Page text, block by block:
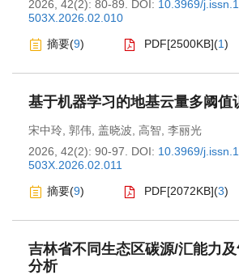
2026, 42(2): 80-89.
DOI: 10.3969/
503X.2026.02.010
摘要(9) PDF[2500KB](1)
基于机器学习的地基云量多阈值
宋中玲 郭伟 盖晓波 高智 李丽光
2026, 42(2): 90-97.
DOI: 10.3969/
503X.2026.02.011
摘要(9) PDF[2072KB](3)
吉林省不同生态区碳源/汇能力
分析